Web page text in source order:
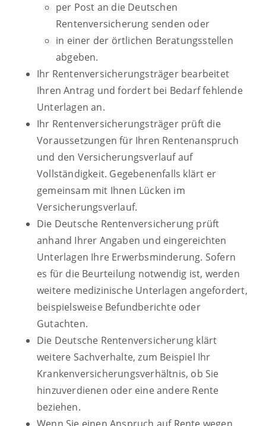
per Post an die Deutschen
Rentenversicherung senden oder
in einer der örtlichen Beratungsstellen
abgeben.
Ihr Rentenversicherungsträger bearbeitet
Ihren Antrag und fordert bei Bedarf fehlende
Unterlagen an.
Ihr Rentenversicherungsträger prüft die
Voraussetzungen für Ihren Rentenanspruch
und den Versicherungsverlauf auf
Vollständigkeit. Gegebenenfalls klärt er
gemeinsam mit Ihnen Lücken im
Versicherungsverlauf.
Die Deutsche Rentenversicherung prüft
anhand Ihrer Angaben und eingereichten
Unterlagen Ihre Erwerbsminderung. Sofern
es für die Beurteilung notwendig ist, werden
weitere medizinische Unterlagen angefordert,
beispielsweise Befundberichte oder
Gutachten.
Die Deutsche Rentenversicherung klärt
weitere Sachverhalte, zum Beispiel Ihr
Krankenversicherungsverhältnis, ob Sie
hinzuverdienen oder eine andere Rente
beziehen.